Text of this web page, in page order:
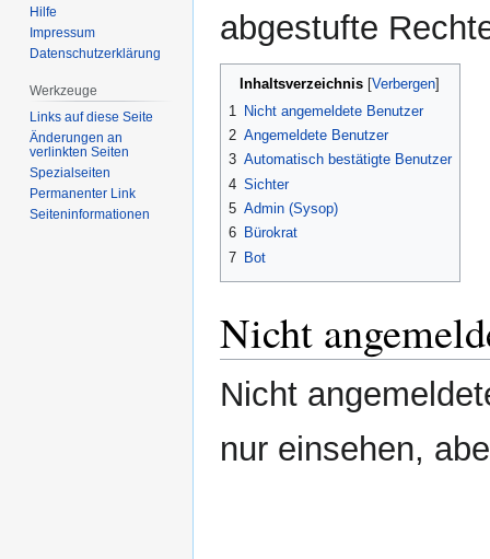
abgestufte
Inhaltsverzeichnis
1
Nicht angemeldete Benutzer
2 Angemeldete Benutzer
3 Automatisch bestätigte Benutzer
4 Sichter
5 Admin (Sysop)
6 Bürokrat
7 Bot
Nicht
Nicht
nur einsehen,
Hilfe
Impressum
Datenschutzerklärung
Werkzeuge
Links auf diese Seite
Änderungen an
verlinkten Seiten
Spezialseiten
Permanenter Link
Seiten­informationen